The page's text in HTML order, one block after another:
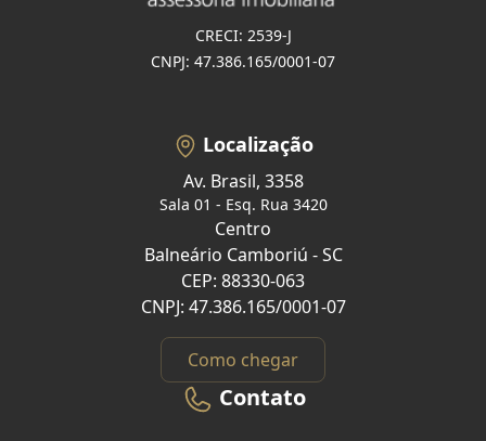
CRECI: 2539-J
CNPJ: 47.386.165/0001-07
Localização
Av. Brasil, 3358
Sala 01 - Esq. Rua 3420
Centro
Balneário Camboriú - SC
CEP: 88330-063
CNPJ: 47.386.165/0001-07
Como chegar
Contato